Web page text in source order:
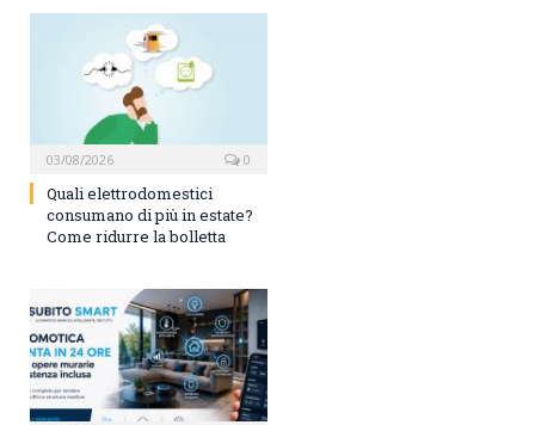
03/08/2026 0
Quali elettrodomestici
consumano di più in estate?
Come ridurre la bolletta